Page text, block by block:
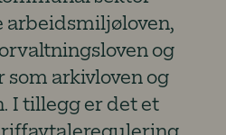
arbeidsmiljøloven,
og
som arkivloven og
I tillegg er det et